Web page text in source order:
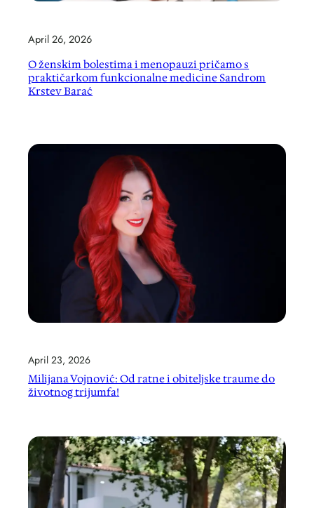
April 26, 2026
O ženskim bolestima i menopauzi pričamo s
praktičarkom funkcionalne medicine Sandrom
Krstev Barać
April 23, 2026
Milijana Vojnović: Od ratne i obiteljske traume do
životnog trijumfa!